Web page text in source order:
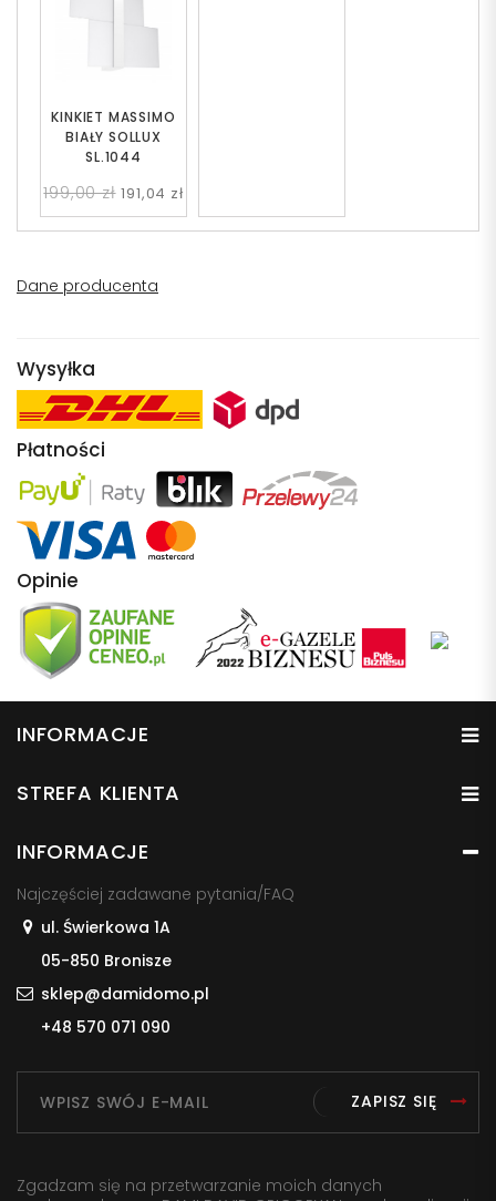
KINKIET MASSIMO
BIAŁY SOLLUX
SL.1044
199,00 zł 191,04 zł
Dane producenta
Wysyłka
Płatności
Opinie
INFORMACJE
STREFA KLIENTA
INFORMACJE
Najczęściej zadawane pytania/FAQ
ul. Świerkowa 1A
05-850 Bronisze
sklep@damidomo.pl
+48 570 071 090
ZAPISZ SIĘ
Zgadzam się na przetwarzanie moich danych